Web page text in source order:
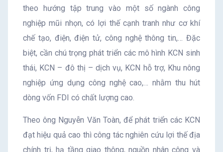
theo hướng tập trung vào một số ngành công
nghiệp mũi nhọn, có lợi thế cạnh tranh như cơ khí
chế tạo, điện, điện tử, công nghệ thông tin,… Đặc
biệt, cần chú trọng phát triển các mô hình KCN sinh
thái, KCN – đô thị – dịch vụ, KCN hỗ trợ, Khu nông
nghiệp ứng dụng công nghệ cao,… nhằm thu hút
dòng vốn FDI có chất lượng cao.
Theo ông Nguyễn Văn Toàn, để phát triển các KCN
đạt hiệu quả cao thì công tác nghiên cứu lợi thế địa
chính trị, hạ tầng giao thông, nguồn nhân công và